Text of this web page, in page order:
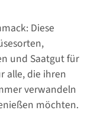
Diese
und Saatgut für
alle, die ihren
verwandeln
möchten.